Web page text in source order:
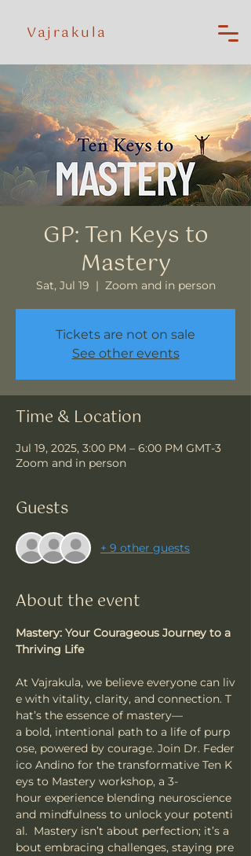
Vajrakula
GP: Ten Keys to
Mastery
Sat, Jul 19
  |
Zoom and in person
Tickets are not on sale
See other events
Time & Location
Jul 19, 2025, 3:00 PM – 6:00 PM GMT-3
Zoom and in person
Guests
+ 9 other guests
About the event
Mastery: Your Courageous Journey to a
Thriving Life
At Vajrakula, we believe everyone can liv
e with vitality, clarity, and connection. T
hat’s the essence of mastery—
a bold, intentional path to a life of purp
ose, powered by courage. Join Dr. Feder
ico Andino for the transformative Ten K
eys to Mastery workshop, a 3-
hour experience blending neuroscience
and mindfulness to unlock your potenti
al.  Mastery isn’t about perfection; it’s a
bout embracing challenges, staying pre